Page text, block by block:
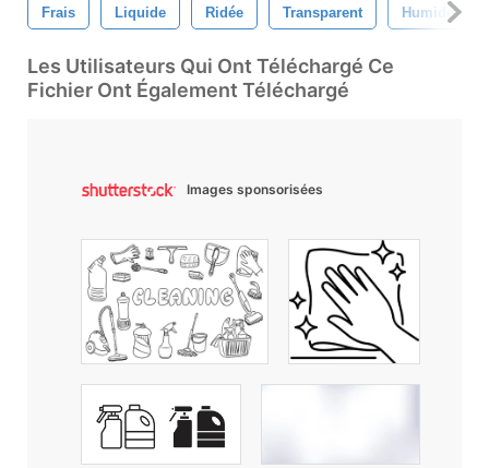
Frais Liquide Ridée Transparent Humide
Les Utilisateurs Qui Ont Téléchargé Ce
Fichier Ont Également Téléchargé
Images sponsorisées